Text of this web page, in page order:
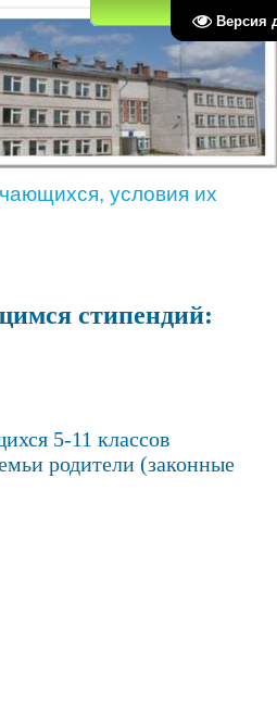
Версия
условия их
стипендий:
5-11 классов
родители (законные